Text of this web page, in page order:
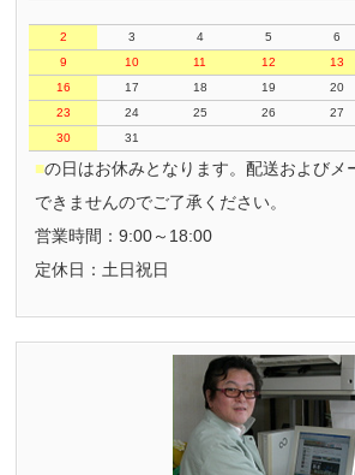
2
3 4 5 6
9
10 11 12 13
16
17 18 19 20
23
24 25 26 27
30
31
■の日はお休みとなります。配送およびメ
できませんのでご了承ください。
営業時間：9:00～18:00
定休日：土日祝日